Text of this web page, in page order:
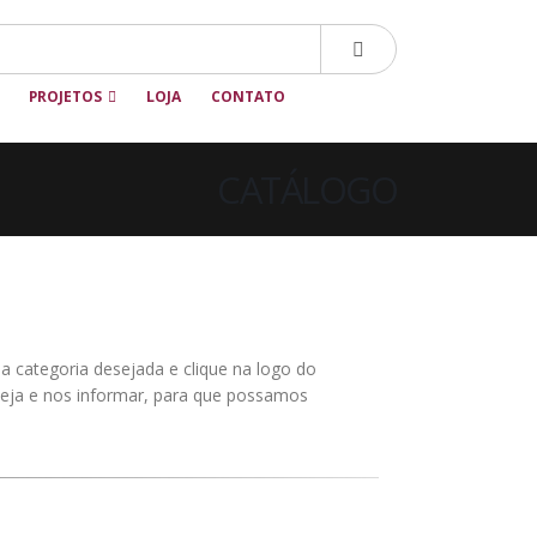
PROJETOS LOJA CONTATO
categoria desejada e clique na logo do
e nos informar, para que possamos